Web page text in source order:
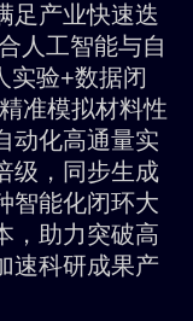
足产业快速迭
人工智能与自
实验+数据闭
准模拟材料性
动化高通量实
级，同步生成
智能化闭环大
，助力突破高
速科研成果产